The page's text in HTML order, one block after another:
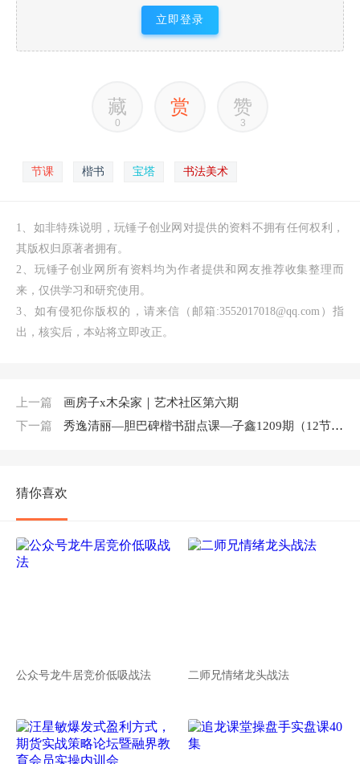
立即登录
藏
0
赏 赞
3
节课 楷书 宝塔 书法美术
1、如非特殊说明，玩锤子创业网对提供的资料不拥有任何权利，
其版权归原著者拥有。
2、玩锤子创业网所有资料均为作者提供和网友推荐收集整理而
来，仅供学习和研究使用。
3、如有侵犯你版权的，请来信（邮箱:3552017018@qq.com）指
出，核实后，本站将立即改正。
上一篇
画房子x木朵家｜艺术社区第六期
下一篇
秀逸清丽—胆巴碑楷书甜点课—子鑫1209期（12节课）
猜你喜欢
公众号龙牛居竞价低吸战法 二师兄情绪龙头战法